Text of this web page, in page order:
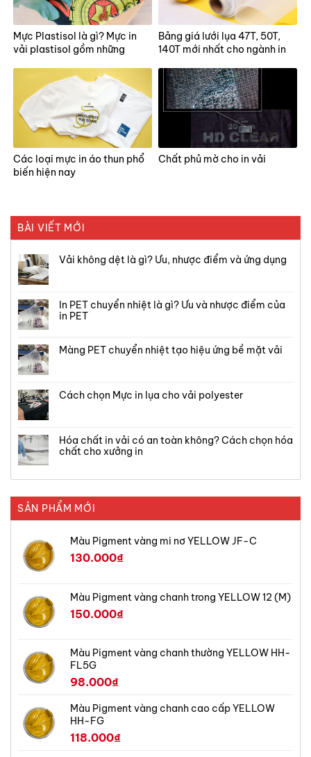
BÀI VIẾT MỚI
Vải không dệt là gì? Ưu, nhược điểm và ứng dụng
In PET chuyển nhiệt là gì? Ưu và nhược điểm của
in PET
Màng PET chuyển nhiệt tạo hiệu ứng bề mặt vải
Cách chọn Mực in lụa cho vải polyester
Hóa chất in vải có an toàn không? Cách chọn hóa
chất cho xưởng in
SẢN PHẨM MỚI
Màu Pigment vàng mi nơ YELLOW JF-C
130.000₫
Màu Pigment vàng chanh trong YELLOW 12 (M)
150.000₫
Màu Pigment vàng chanh thường YELLOW HH-
FL5G
98.000₫
Màu Pigment vàng chanh cao cấp YELLOW
HH-FG
118.000₫
Mực Plastisol là gì? Mực in
vải plastisol gồm những
Bảng giá lưới lụa 47T, 50T,
140T mới nhất cho ngành in
Các loại mực in áo thun phổ
biến hiện nay
Chất phủ mờ cho in vải